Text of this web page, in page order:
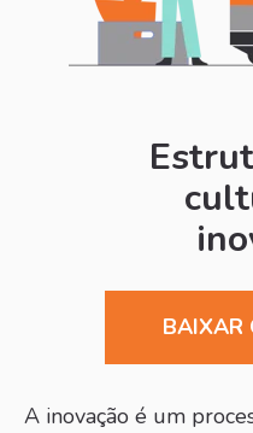
BAIXAR
A inovação é um